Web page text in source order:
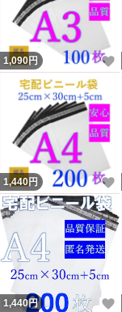
1,090円
1,440円
1,440円